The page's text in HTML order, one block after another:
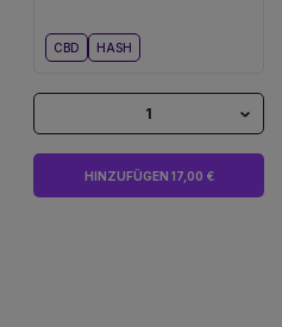
CBD HASH
1
HINZUFÜGEN 17,00 €